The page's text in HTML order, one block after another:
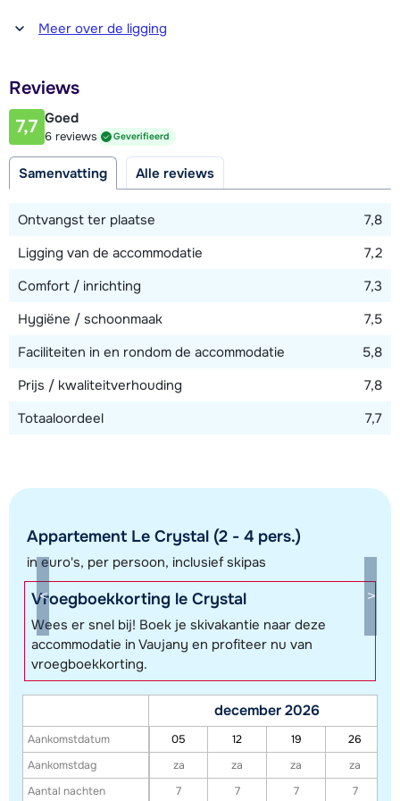
Afstand tot winkel(s)
250 meter
250 meter
Afstand tot piste
500 meter (via skilift)
Toon alle accommodaties in dit gebied
Deze kaart geeft een indicatie van de ligging van onze accommodaties. De
exacte locatie kan enigszins afwijken.
Meer over de ligging
Reviews
7,7 Goed
6 reviews Geverifieerd
Samenvatting Alle reviews
Ontvangst ter plaatse
7,8
Ligging van de accommodatie
7,2
Comfort / inrichting
7,3
Hygiëne / schoonmaak
7,5
Faciliteiten in en rondom de accommodatie
5,8
Prijs / kwaliteitverhouding
7,8
Totaaloordeel
7,7
Appartement Le Crystal (2 - 4 pers.)
in euro's, per persoon, inclusief skipas
Vroegboekkorting le Crystal
Wees er snel bij! Boek je skivakantie naar deze
accommodatie in Vaujany en profiteer nu van
vroegboekkorting.
Aankomstdatum
Aankomstdag
Aantal nachten
december 2026
05 12 19
26
za
za za
za
7
7 7 7